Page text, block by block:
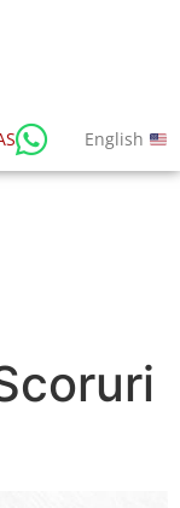
English